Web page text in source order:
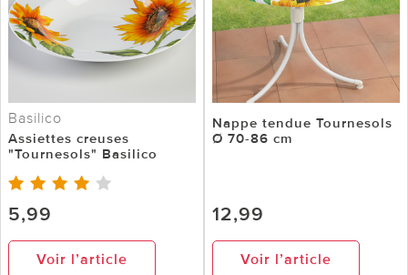
Basilico
Assiettes creuses
"Tournesols" Basilico
5,99
Voir l’article
Nappe tendue Tournesols
Ø 70-86 cm
12,99
Voir l’article